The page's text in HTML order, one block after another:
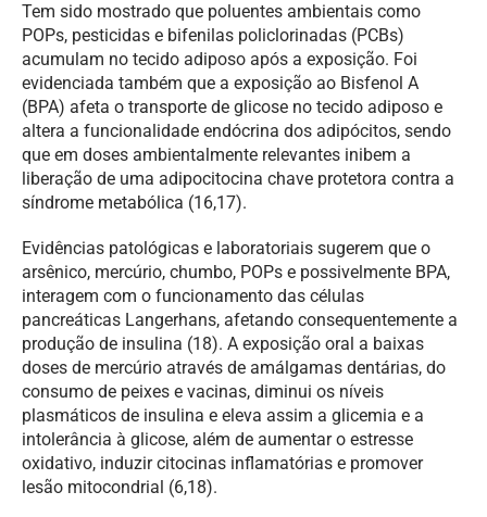
Tem sido mostrado que poluentes ambientais como
POPs, pesticidas e bifenilas policlorinadas (PCBs)
acumulam no tecido adiposo após a exposição. Foi
evidenciada também que a exposição ao Bisfenol A
(BPA) afeta o transporte de glicose no tecido adiposo e
altera a funcionalidade endócrina dos adipócitos, sendo
que em doses ambientalmente relevantes inibem a
liberação de uma adipocitocina chave protetora contra a
síndrome metabólica (16,17).
Evidências patológicas e laboratoriais sugerem que o
arsênico, mercúrio, chumbo, POPs e possivelmente BPA,
interagem com o funcionamento das células
pancreáticas Langerhans, afetando consequentemente a
produção de insulina (18). A exposição oral a baixas
doses de mercúrio através de amálgamas dentárias, do
consumo de peixes e vacinas, diminui os níveis
plasmáticos de insulina e eleva assim a glicemia e a
intolerância à glicose, além de aumentar o estresse
oxidativo, induzir citocinas inflamatórias e promover
lesão mitocondrial (6,18).